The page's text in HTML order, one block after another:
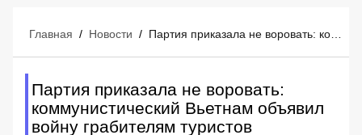
Главная / Новости /
Партия приказала не воровать:
коммунистический Вьетнам объявил
войну грабителям туристов